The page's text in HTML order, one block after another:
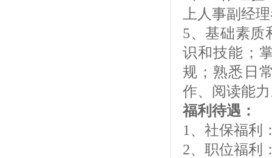
上人事副经
5、基础素质
识和技能；
规；熟悉日
作、阅读能
福利待遇：
1、社保福利
2、职位福利